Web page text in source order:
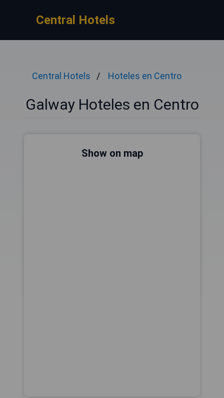
Central Hotels
Central Hotels Hoteles en Centro
Galway Hoteles en Centro
Show on map